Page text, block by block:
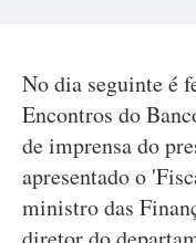
No dia seguinte é
Encontros do
de imprensa do
apresentado o
ministro das